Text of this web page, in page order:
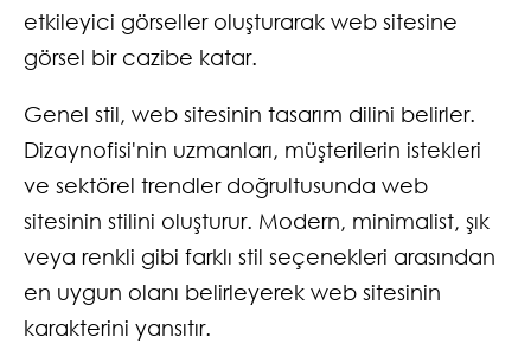
etkileyici görseller oluşturarak web sitesine
görsel bir cazibe katar.
Genel stil, web sitesinin tasarım dilini belirler.
Dizaynofisi'nin uzmanları, müşterilerin istekleri
ve sektörel trendler doğrultusunda web
sitesinin stilini oluşturur. Modern, minimalist, şık
veya renkli gibi farklı stil seçenekleri arasından
en uygun olanı belirleyerek web sitesinin
karakterini yansıtır.